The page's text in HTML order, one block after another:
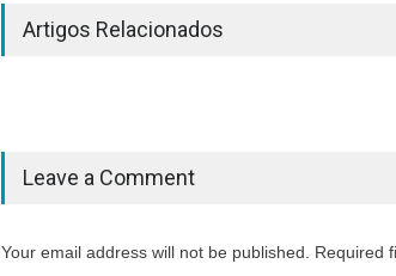
Artigos Relacionados
Leave a Comment
Your email address will not be published. Required